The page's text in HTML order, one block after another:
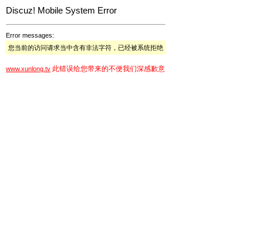
Discuz! Mobile System Error
Error messages:
您当前的访问请求当中含有非法字符，已经被系统拒绝
www.xunlong.tv 此错误给您带来的不便我们深感歉意